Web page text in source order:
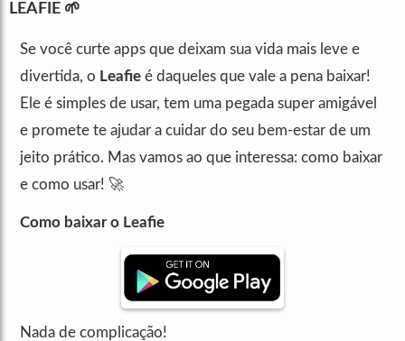
LEAFIE 🌱
Se você curte apps que deixam sua vida mais leve e
divertida, o Leafie é daqueles que vale a pena baixar!
Ele é simples de usar, tem uma pegada super amigável
e promete te ajudar a cuidar do seu bem-estar de um
jeito prático. Mas vamos ao que interessa: como baixar
e como usar! 🚀
Como baixar o Leafie
Nada de complicação!